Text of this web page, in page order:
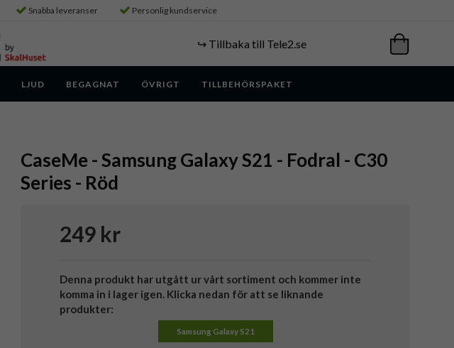
Snabba leveranser Personlig kundservice
↪️ Tillbaka till Tele2.se
LJUD BEGAGNAT ÖVRIGT TILLBEHÖRSPAKET
CaseMe - Samsung Galaxy S21 - Fodral - C30
Series - Röd
249 kr
Denna produkt har utgått ur vårt sortiment och kommer inte
komma in i lager igen. Klicka nedan för att se liknande
produkter:
Samsung Galaxy S21